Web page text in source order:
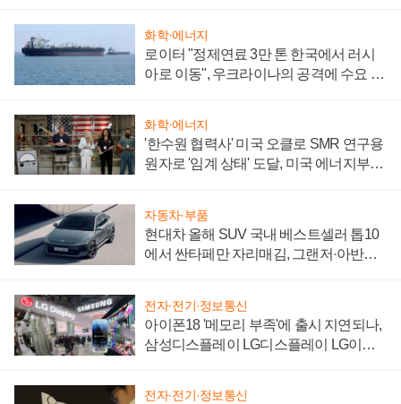
화학·에너지
로이터 "정제연료 3만 톤 한국에서 러시
아로 이동", 우크라이나의 공격에 수요 늘
화학·에너지
'한수원 협력사' 미국 오클로 SMR 연구용
원자로 '임계 상태' 도달, 미국 에너지부
자동차·부품
현대차 올해 SUV 국내 베스트셀러 톱10
에서 싼타페만 자리매김, 그랜저·아반떼
전자·전기·정보통신
아이폰18 '메모리 부족'에 출시 지연되나,
삼성디스플레이 LG디스플레이 LG이노
전자·전기·정보통신